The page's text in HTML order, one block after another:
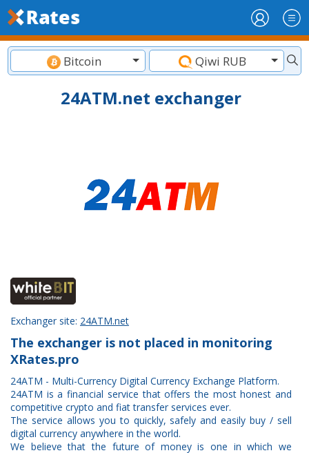
Bitcoin Qiwi RUB
24ATM.net exchanger
Exchanger site: 24ATM.net
The exchanger is not placed in monitoring
XRates.pro
24ATM - Multi-Currency Digital Currency Exchange Platform.
24ATM is a financial service that offers the most honest and
competitive crypto and fiat transfer services ever.
The service allows you to quickly, safely and easily buy / sell
digital currency anywhere in the world.
We believe that the future of money is one in which we